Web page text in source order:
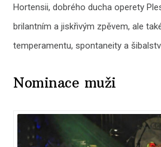
Hortensii, dobrého ducha operety
brilantním a jiskřivým zpěvem, ale
temperamentu, spontaneity a
Nominace muži